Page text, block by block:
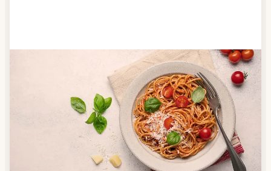
Anbieter finden
Nutzen Sie unsere große Mahlzeiten-Dienst-Suche,
um herauszufinden, welche Anbieter es in Ihrer
Region gibt und welcher am besten zu Ihnen passt.
Verschaffen Sie sich auch einen Überblick über die
Essen auf Rädern-Kosten.